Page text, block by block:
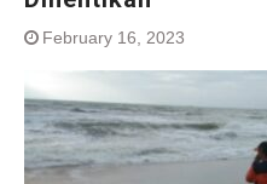
February 16, 2023